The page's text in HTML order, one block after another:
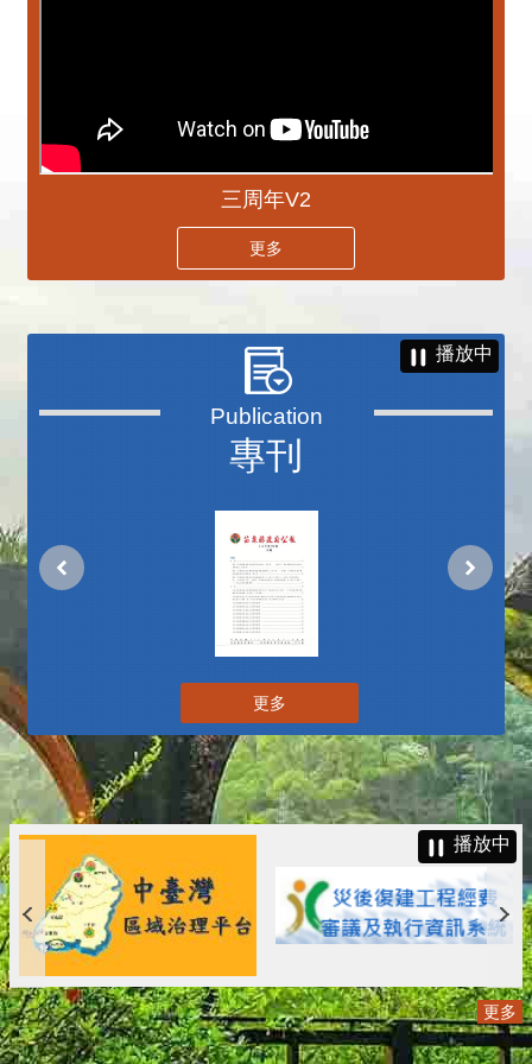
三周年V2
更多
專刊
播放中
更多
播放中
更多